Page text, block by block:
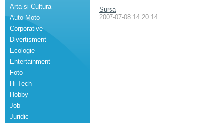
Arta si Cultura
Auto Moto
Corporative
Divertisment
Ecologie
Entertainment
Foto
Hi-Tech
Hobby
Job
Juridic
Sursa
2007-07-08 14:20:14